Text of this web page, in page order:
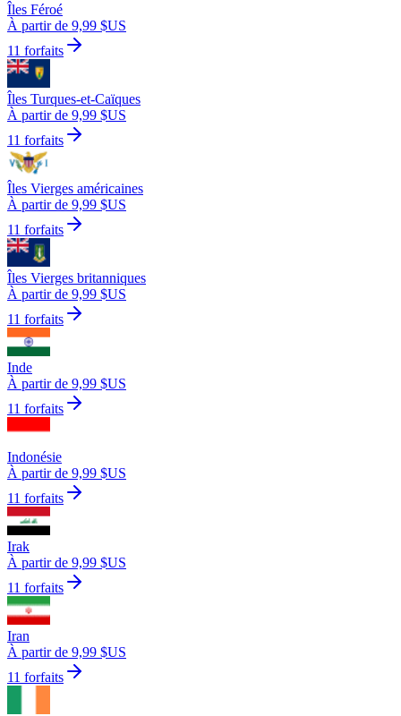
Îles Féroé
À partir de 9,99 $US
11 forfaits
Îles Turques-et-Caïques
À partir de 9,99 $US
11 forfaits
Îles Vierges américaines
À partir de 9,99 $US
11 forfaits
Îles Vierges britanniques
À partir de 9,99 $US
11 forfaits
Inde
À partir de 9,99 $US
11 forfaits
Indonésie
À partir de 9,99 $US
11 forfaits
Irak
À partir de 9,99 $US
11 forfaits
Iran
À partir de 9,99 $US
11 forfaits